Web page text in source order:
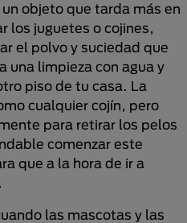
objeto que tarda más en
los juguetes o cojines,
el polvo y suciedad que
una limpieza con agua y
piso de tu casa. La
cualquier cojín, pero
para retirar los pelos
comenzar este
que a la hora de ir a
las mascotas y las